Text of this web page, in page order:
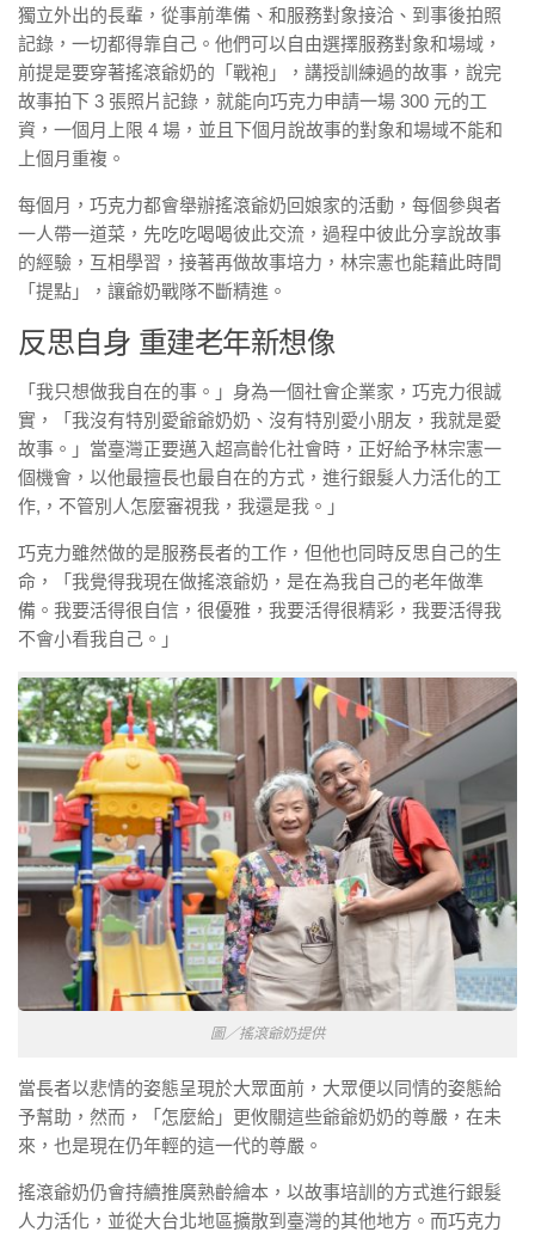
獨立外出的長輩，從事前準備、和服務對象接洽、到事後拍照
記錄，一切都得靠自己。他們可以自由選擇服務對象和場域，
前提是要穿著搖滾爺奶的「戰袍」，講授訓練過的故事，說完
故事拍下 3 張照片記錄，就能向巧克力申請一場 300 元的工
資，一個月上限 4 場，並且下個月說故事的對象和場域不能和
上個月重複。
每個月，巧克力都會舉辦搖滾爺奶回娘家的活動，每個參與者
一人帶一道菜，先吃吃喝喝彼此交流，過程中彼此分享說故事
的經驗，互相學習，接著再做故事培力，林宗憲也能藉此時間
「提點」，讓爺奶戰隊不斷精進。
反思自身 重建老年新想像
「我只想做我自在的事。」身為一個社會企業家，巧克力很誠
實，「我沒有特別愛爺爺奶奶、沒有特別愛小朋友，我就是愛
故事。」當臺灣正要邁入超高齡化社會時，正好給予林宗憲一
個機會，以他最擅長也最自在的方式，進行銀髮人力活化的工
作,，不管別人怎麼審視我，我還是我。」
巧克力雖然做的是服務長者的工作，但他也同時反思自己的生
命，「我覺得我現在做搖滾爺奶，是在為我自己的老年做準
備。我要活得很自信，很優雅，我要活得很精彩，我要活得我
不會小看我自己。」
圖／搖滾爺奶提供
當長者以悲情的姿態呈現於大眾面前，大眾便以同情的姿態給
予幫助，然而，「怎麼給」更攸關這些爺爺奶奶的尊嚴，在未
來，也是現在仍年輕的這一代的尊嚴。
搖滾爺奶仍會持續推廣熟齡繪本，以故事培訓的方式進行銀髮
人力活化，並從大台北地區擴散到臺灣的其他地方。而巧克力